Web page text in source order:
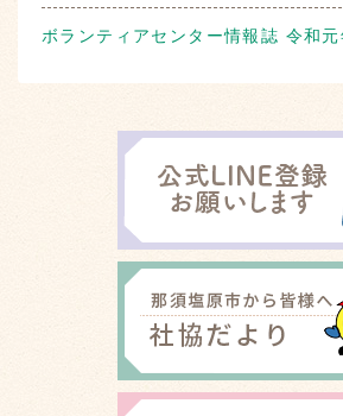
ボランティアセンター情報誌 令和